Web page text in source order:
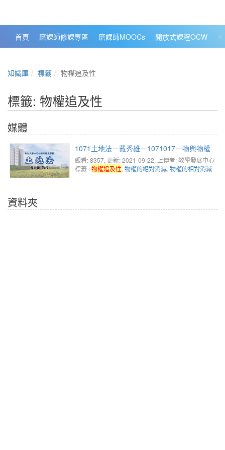
首頁 磨課師修課專區 磨課師MOOCs 開放式課程OCW
知識庫 標籤 物權追及性
標籤: 物權追及性
媒體
1071土地法－戴秀雄－1071017－物與物權
觀看: 8357, 更新: 2021-09-22, 上傳者: 教學發展中心
標籤 :物權追及性, 物權的絕對消滅, 物權的相對消滅
資料夾